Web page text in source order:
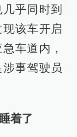
乎同时到
该车开启
车道内，
事驾驶员
着了